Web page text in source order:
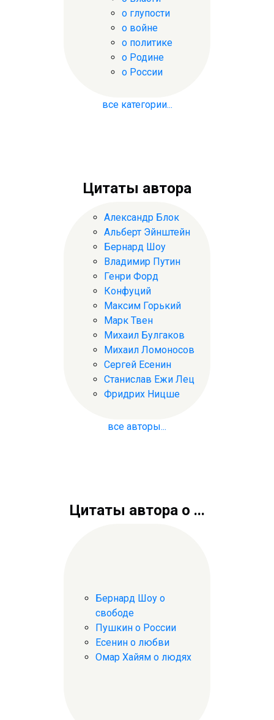
о глупости
о войне
о политике
о Родине
о России
все категории...
Цитаты автора
Александр Блок
Альберт Эйнштейн
Бернард Шоу
Владимир Путин
Генри Форд
Конфуций
Максим Горький
Марк Твен
Михаил Булгаков
Михаил Ломоносов
Сергей Есенин
Станислав Ежи Лец
Фридрих Ницше
все авторы...
Цитаты автора о ...
Бернард Шоу о
свободе
Пушкин о России
Есенин о любви
Омар Хайям о людях